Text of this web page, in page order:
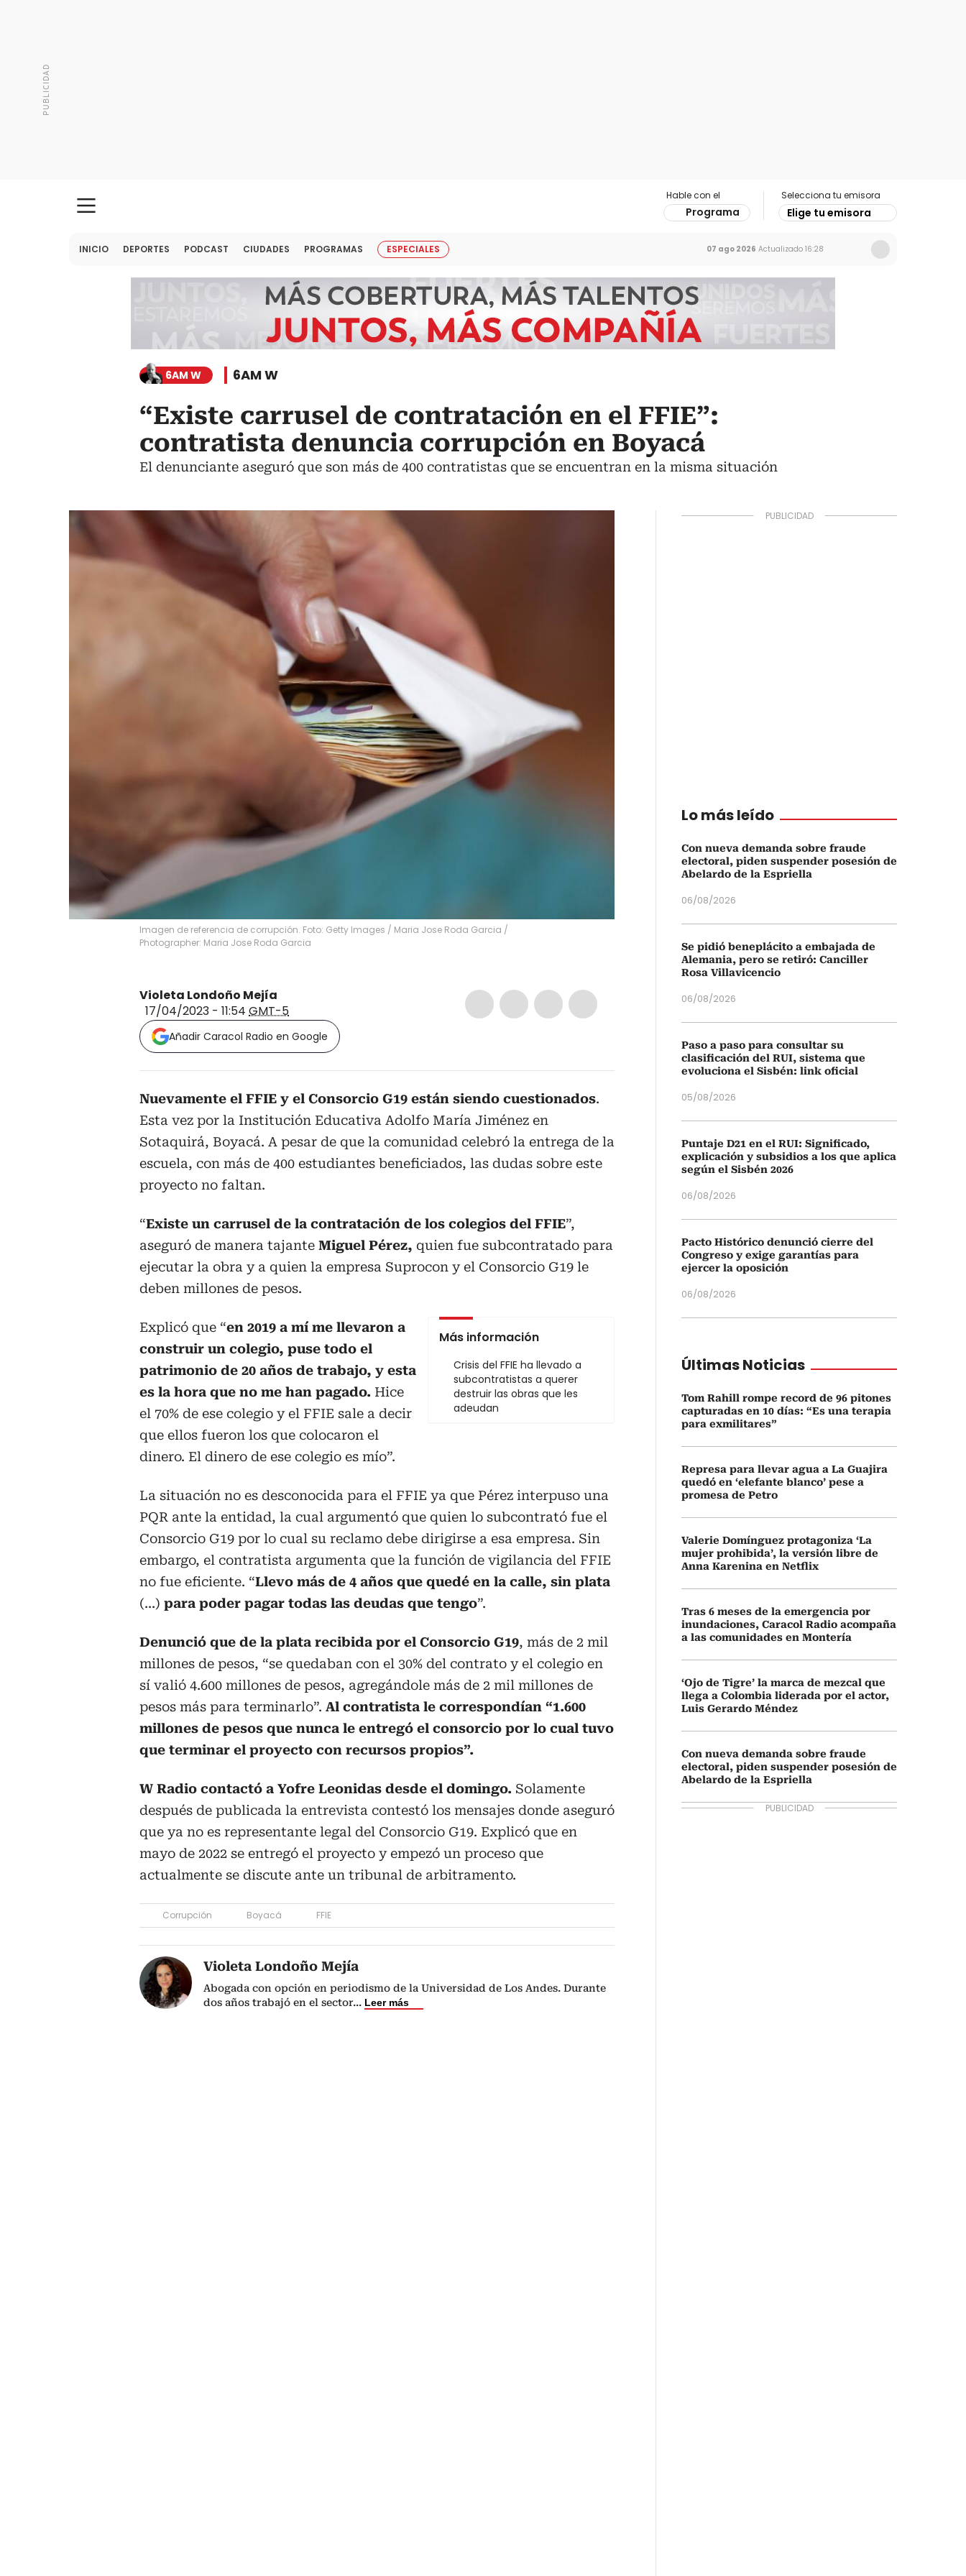
Hable con el
Programa
Selecciona tu emisora
Elige tu emisora
INICIO DEPORTES PODCAST CIUDADES PROGRAMAS ESPECIALES 07 ago 2026 Actualizado 16:28
6AM W 6AM W
“Existe carrusel de contratación en el FFIE”:
contratista denuncia corrupción en Boyacá
El denunciante aseguró que son más de 400 contratistas que se encuentran en la misma situación
Imagen de referencia de corrupción. Foto: Getty Images / Maria Jose Roda Garcia /
Photographer: Maria Jose Roda Garcia
Violeta Londoño Mejía
17/04/2023 - 11:54 GMT-5
Añadir Caracol Radio en Google
Nuevamente el FFIE y el Consorcio G19 están siendo cuestionados.
Esta vez por la Institución Educativa Adolfo María Jiménez en
Sotaquirá, Boyacá. A pesar de que la comunidad celebró la entrega de la
escuela, con más de 400 estudiantes beneficiados, las dudas sobre este
proyecto no faltan.
“Existe un carrusel de la contratación de los colegios del FFIE”,
aseguró de manera tajante Miguel Pérez, quien fue subcontratado para
ejecutar la obra y a quien la empresa Suprocon y el Consorcio G19 le
deben millones de pesos.
Más información
Crisis del FFIE ha llevado a
subcontratistas a querer
destruir las obras que les
adeudan
Explicó que “en 2019 a mí me llevaron a
construir un colegio, puse todo el
patrimonio de 20 años de trabajo, y esta
es la hora que no me han pagado. Hice
el 70% de ese colegio y el FFIE sale a decir
que ellos fueron los que colocaron el
dinero. El dinero de ese colegio es mío”.
La situación no es desconocida para el FFIE ya que Pérez interpuso una
PQR ante la entidad, la cual argumentó que quien lo subcontrató fue el
Consorcio G19 por lo cual su reclamo debe dirigirse a esa empresa. Sin
embargo, el contratista argumenta que la función de vigilancia del FFIE
no fue eficiente. “Llevo más de 4 años que quedé en la calle, sin plata
(...) para poder pagar todas las deudas que tengo”.
Denunció que de la plata recibida por el Consorcio G19, más de 2 mil
millones de pesos, “se quedaban con el 30% del contrato y el colegio en
sí valió 4.600 millones de pesos, agregándole más de 2 mil millones de
pesos más para terminarlo”. Al contratista le correspondían “1.600
millones de pesos que nunca le entregó el consorcio por lo cual tuvo
que terminar el proyecto con recursos propios”.
W Radio contactó a Yofre Leonidas desde el domingo. Solamente
después de publicada la entrevista contestó los mensajes donde aseguró
que ya no es representante legal del Consorcio G19. Explicó que en
mayo de 2022 se entregó el proyecto y empezó un proceso que
actualmente se discute ante un tribunal de arbitramento.
Corrupción Boyacá FFIE
Violeta Londoño Mejía
Abogada con opción en periodismo de la Universidad de Los Andes. Durante
dos años trabajó en el sector... Leer más
Lo más leído
Con nueva demanda sobre fraude
electoral, piden suspender posesión de
Abelardo de la Espriella
06/08/2026
Se pidió beneplácito a embajada de
Alemania, pero se retiró: Canciller
Rosa Villavicencio
06/08/2026
Paso a paso para consultar su
clasificación del RUI, sistema que
evoluciona el Sisbén: link oficial
05/08/2026
Puntaje D21 en el RUI: Significado,
explicación y subsidios a los que aplica
según el Sisbén 2026
06/08/2026
Pacto Histórico denunció cierre del
Congreso y exige garantías para
ejercer la oposición
06/08/2026
Últimas Noticias
Tom Rahill rompe record de 96 pitones
capturadas en 10 días: “Es una terapia
para exmilitares”
Represa para llevar agua a La Guajira
quedó en ‘elefante blanco’ pese a
promesa de Petro
Valerie Domínguez protagoniza ‘La
mujer prohibida’, la versión libre de
Anna Karenina en Netflix
Tras 6 meses de la emergencia por
inundaciones, Caracol Radio acompaña
a las comunidades en Montería
‘Ojo de Tigre’ la marca de mezcal que
llega a Colombia liderada por el actor,
Luis Gerardo Méndez
Con nueva demanda sobre fraude
electoral, piden suspender posesión de
Abelardo de la Espriella